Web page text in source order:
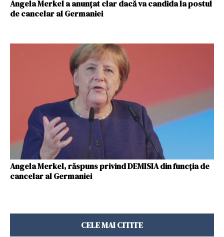
Angela Merkel a anunțat clar dacă va candida la postul
de cancelar al Germaniei
Angela Merkel, răspuns privind DEMISIA din funcția de
cancelar al Germaniei
CELE MAI CITITE